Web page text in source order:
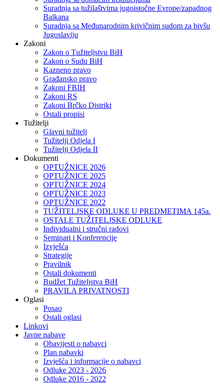
Suradnja sa tužilaštvima jugoistočne Evrope/zapadnog
Balkana
Suradnja sa Međunarodnim krivičnim sudom za bivšu
Jugoslaviju
Zakoni
Zakon o Тužiteljstvu BiH
Zakon o Sudu BiH
Kazneno pravo
Građansko pravo
Zakoni FBIH
Zakoni RS
Zakoni Brčko Distrikt
Ostali propisi
Tužitelji
Glavni tužitelj
Tužitelji Odjela I
Tužitelji Odjela II
Dokumenti
OPTUŽNICE 2026
OPTUŽNICE 2025
OPTUŽNICE 2024
OPTUŽNICE 2023
OPTUŽNICE 2022
TUŽITELJSKE ODLUKE U PREDMETIMA 145a.
OSTALE TUŽITELJSKE ODLUKE
Individualni i stručni radovi
Seminari i Konferencije
Izvješća
Strategije
Pravilnik
Ostali dokumenti
Budžet Tužiteljstva BiH
PRAVILA PRIVATNOSTI
Oglasi
Posao
Ostali oglasi
Linkovi
Javne nabave
Obavijesti o nabavci
Plan nabavki
Izvješća i informacije o nabavci
Odluke 2023 - 2026
Odluke 2016 - 2022